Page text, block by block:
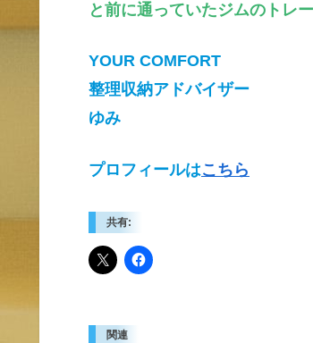
と前に通っていたジムのトレ
YOUR COMFORT
整理収納アドバイザー
ゆみ
プロフィールはこちら
共有:
関連